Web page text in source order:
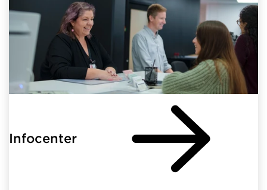
Infocenter